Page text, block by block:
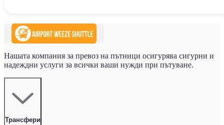
Нашата компания за превоз на пътници осигурява сигурни и
надеждни услуги за всички ваши нужди при пътуване.
Трансфери